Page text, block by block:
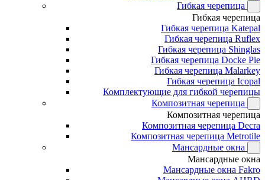
Гибкая черепица
Гибкая черепица
Гибкая черепица Katepal
Гибкая черепица Ruflex
Гибкая черепица Shinglas
Гибкая черепица Docke Pie
Гибкая черепица Malarkey
Гибкая черепица Icopal
Комплектующие для гибкой черепицы
Композитная черепица
Композитная черепица
Композитная черепица Decra
Композитная черепица Metrotile
Мансардные окна
Мансардные окна
Мансардные окна Fakro